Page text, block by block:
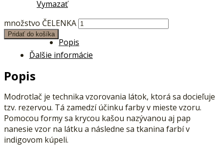
Vymazať
množstvo ČELENKA
Pridať do košíka
Popis
Ďalšie informácie
Popis
Modrotlač je technika vzorovania látok, ktorá sa docieľuje
tzv. rezervou. Tá zamedzí účinku farby v mieste vzoru.
Pomocou formy sa krycou kašou nazývanou aj pap
nanesie vzor na látku a následne sa tkanina farbí v
indigovom kúpeli.